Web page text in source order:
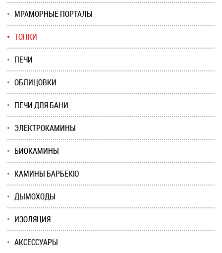
МРАМОРНЫЕ ПОРТАЛЫ
ТОПКИ
ПЕЧИ
ОБЛИЦОВКИ
ПЕЧИ ДЛЯ БАНИ
ЭЛЕКТРОКАМИНЫ
БИОКАМИНЫ
КАМИНЫ БАРБЕКЮ
ДЫМОХОДЫ
ИЗОЛЯЦИЯ
АКСЕССУАРЫ